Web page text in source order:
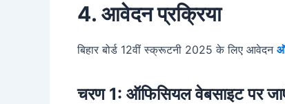
4. आवेदन प्रक्रिया
बिहार बोर्ड 12वीं स्क्रूटनी 2025 के लिए आवेदन
चरण 1: ऑफिसियल वेबसाइट पर